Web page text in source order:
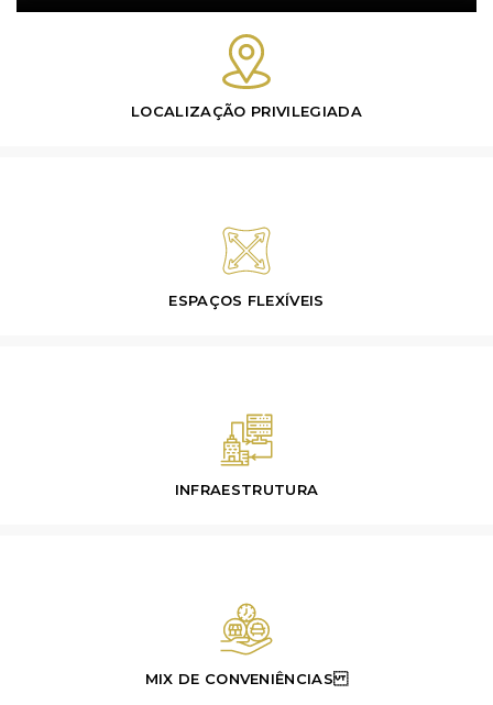
LOCALIZAÇÃO PRIVILEGIADA
ESPAÇOS FLEXÍVEIS
INFRAESTRUTURA
MIX DE CONVENIÊNCIAS